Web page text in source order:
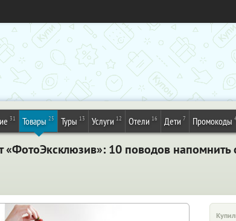
31 Товары 25 Туры 13 Услуги 12 Отели 16 Дети 7 Промокоды
10 поводов напомнить